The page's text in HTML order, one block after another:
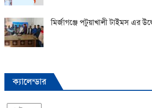
মির্জাগঞ্জে পটুয়াখালী টাইমস এর
ক্যালেন্ডার